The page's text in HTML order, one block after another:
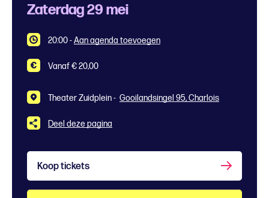
Zaterdag 29 mei
20:00-Aan agenda toevoegen
Vanaf € 20,00
Theater Zuidplein - Gooilandsingel 95, Charlois
Deel deze pagina
Koop tickets